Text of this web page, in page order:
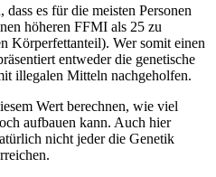
es für die meisten Personen
höheren FFMI als 25 zu
Körperfettanteil). Wer somit einen
entweder die genetische
illegalen Mitteln nachgeholfen.
Wert berechnen, wie viel
aufbauen kann. Auch hier
nicht jeder die Genetik